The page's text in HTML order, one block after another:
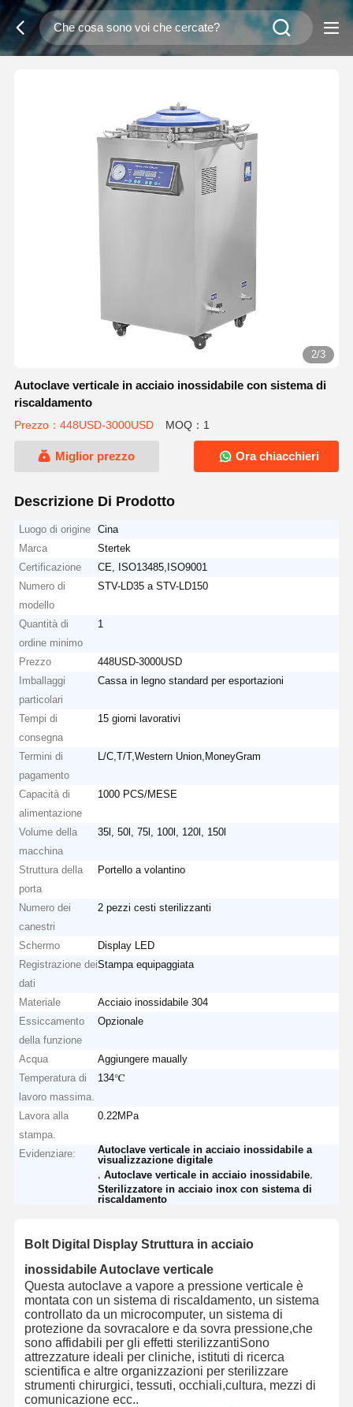
2/3
Autoclave verticale in acciaio inossidabile con sistema di
riscaldamento
Prezzo：448USD-3000USD MOQ：1
Miglior prezzo Ora chiacchieri
Descrizione Di Prodotto
Luogo di origine
Cina
Marca
Stertek
Certificazione
CE, ISO13485,ISO9001
Numero di
modello
STV-LD35 a STV-LD150
Quantità di
ordine minimo
1
Prezzo
448USD-3000USD
Imballaggi
particolari
Cassa in legno standard per esportazioni
Tempi di
consegna
15 giorni lavorativi
Termini di
pagamento
L/C,T/T,Western Union,MoneyGram
Capacità di
alimentazione
1000 PCS/MESE
Volume della
macchina
35l, 50l, 75l, 100l, 120l, 150l
Struttura della
porta
Portello a volantino
Numero dei
canestri
2 pezzi cesti sterilizzanti
Schermo
Display LED
Registrazione dei
dati
Stampa equipaggiata
Materiale
Acciaio inossidabile 304
Essiccamento
della funzione
Opzionale
Acqua
Aggiungere maually
Temperatura di
lavoro massima.
134℃
Lavora alla
stampa.
0.22MPa
Evidenziare:
Autoclave verticale in acciaio inossidabile a
visualizzazione digitale
Autoclave verticale in acciaio inossidabile
Sterilizzatore in acciaio inox con sistema di
riscaldamento
Bolt Digital Display Struttura in acciaio
inossidabile Autoclave verticale
Questa autoclave a vapore a pressione verticale è
montata con un sistema di riscaldamento, un sistema
controllato da un microcomputer, un sistema di
protezione da sovracalore e da sovra pressione,che
sono affidabili per gli effetti sterilizzantiSono
attrezzature ideali per cliniche, istituti di ricerca
scientifica e altre organizzazioni per sterilizzare
strumenti chirurgici, tessuti, occhiali,cultura, mezzi di
comunicazione ecc..